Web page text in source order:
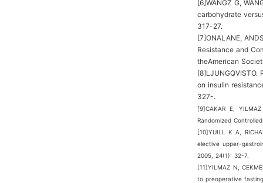
[6]WANGZ G,
carbohydrate
317-27.
[7]ONALANE,
Resistance and
theAmerican
on insulin
327-.
[9]CAKAR E,
Randomized
[10]YUILL K A,
elective upper-
2005, 24(1): 32-7.
[11]YILMAZ N,
to preoperative